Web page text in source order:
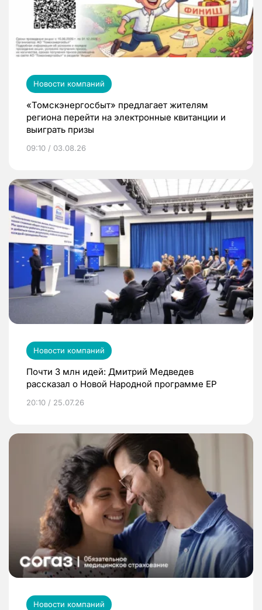
Новости компаний
«Томскэнергосбыт» предлагает жителям
региона перейти на электронные квитанции и
выиграть призы
09:10 / 03.08.26
Новости компаний
Почти 3 млн идей: Дмитрий Медведев
рассказал о Новой Народной программе ЕР
20:10 / 25.07.26
Новости компаний